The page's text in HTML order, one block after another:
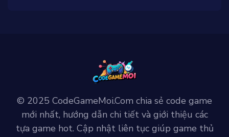
© 2025 CodeGameMoi.Com chia sẻ code game
mới nhất, hướng dẫn chi tiết và giới thiệu các
tựa game hot. Cập nhật liên tục giúp game thủ